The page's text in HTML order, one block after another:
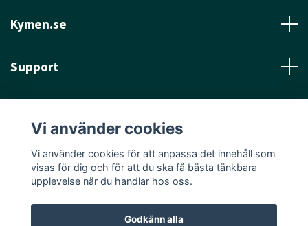
Kymen.se
Support
Sociala medier
Vi använder cookies
Vi använder cookies för att anpassa det innehåll som
visas för dig och för att du ska få bästa tänkbara
upplevelse när du handlar hos oss.
Godkänn alla